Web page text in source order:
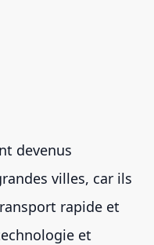
devenus
villes, car ils
rapide et
et